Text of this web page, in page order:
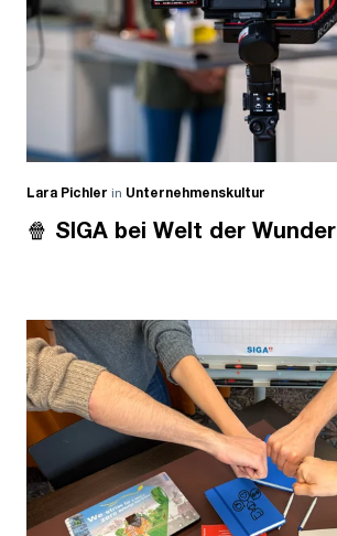
Lara Pichler in Unternehmenskultur
🍿 SIGA bei Welt der Wunder